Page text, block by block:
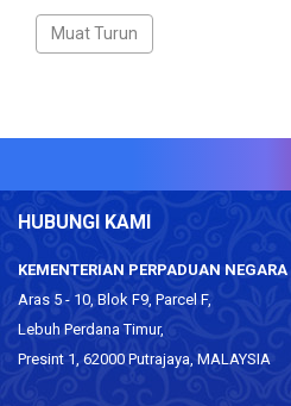
HUBUNGI KAMI
KEMENTERIAN PERPADUAN NEGARA
Aras 5 - 10, Blok F9, Parcel F,
Lebuh Perdana Timur,
Presint 1, 62000 Putrajaya, MALAYSIA